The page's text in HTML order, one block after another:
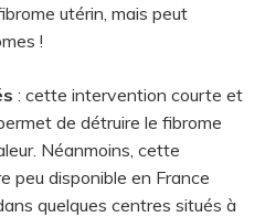
utérin, mais peut
!
: cette intervention courte et
de détruire le fibrome
Néanmoins, cette
peu disponible en France
quelques centres situés à